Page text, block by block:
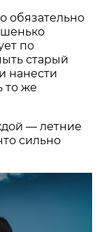
обязательно
по
старый
нанести
то же
— летние
сильно